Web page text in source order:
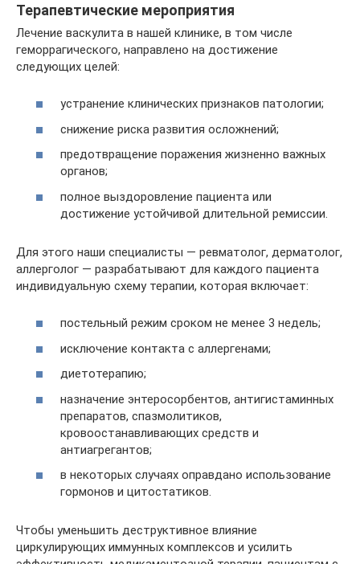
Терапевтические мероприятия
Лечение васкулита в нашей клинике, в том числе
геморрагического, направлено на достижение
следующих целей:
устранение клинических признаков патологии;
снижение риска развития осложнений;
предотвращение поражения жизненно важных
органов;
полное выздоровление пациента или
достижение устойчивой длительной ремиссии.
Для этого наши специалисты — ревматолог, дерматолог,
аллерголог — разрабатывают для каждого пациента
индивидуальную схему терапии, которая включает:
постельный режим сроком не менее 3 недель;
исключение контакта с аллергенами;
диетотерапию;
назначение энтеросорбентов, антигистаминных
препаратов, спазмолитиков,
кровоостанавливающих средств и
антиагрегантов;
в некоторых случаях оправдано использование
гормонов и цитостатиков.
Чтобы уменьшить деструктивное влияние
циркулирующих иммунных комплексов и усилить